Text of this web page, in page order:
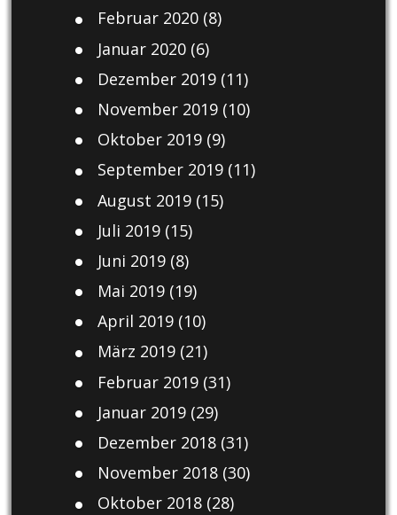
Februar 2020(8)
Januar 2020(6)
Dezember 2019(11)
November 2019(10)
Oktober 2019(9)
September 2019(11)
August 2019(15)
Juli 2019(15)
Juni 2019(8)
Mai 2019(19)
April 2019(10)
März 2019(21)
Februar 2019(31)
Januar 2019(29)
Dezember 2018(31)
November 2018(30)
Oktober 2018(28)